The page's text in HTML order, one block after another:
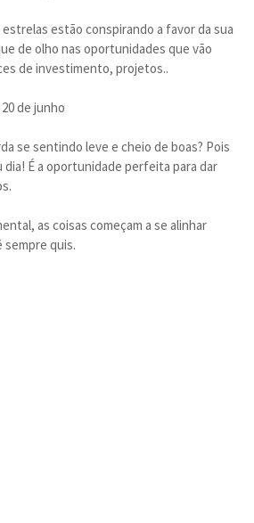
estrelas estão conspirando a favor da sua
de olho nas oportunidades que vão
de investimento, projetos..
20 de junho
se sentindo leve e cheio de boas? Pois
dia! É a oportunidade perfeita para dar
as coisas começam a se alinhar
quis.